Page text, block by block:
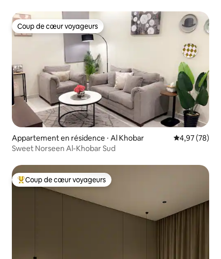
Coup de cœur voyageurs
Coup de cœur voyageurs
Appartement en résidence ⋅ Al Khobar Évaluation
4,97 (78)
Sweet Norseen Al-Khobar Sud
Coups de cœur voyageurs les plus appréciés
Coup de cœur voyageurs